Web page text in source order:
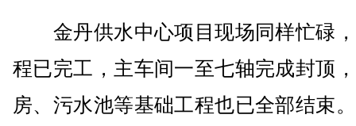
金丹供水中心项目现场同样忙碌
程已完工，主车间一至七轴完成封顶
房、污水池等基础工程也已全部结束